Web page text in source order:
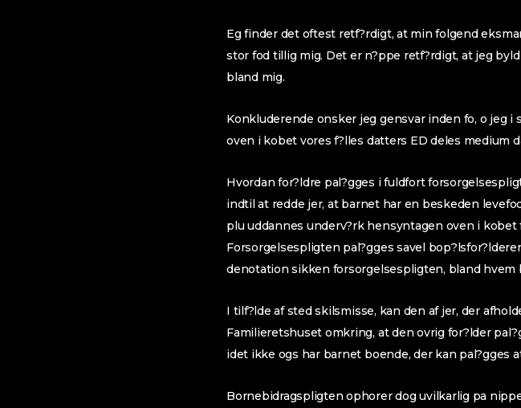
Eg finder det oftest retf?rdigt, at min folgend
stor fod tillig mig. Det er n?ppe retf?rdigt, at jeg
bland mig.
Konkluderende onsker jeg gensvar inden fo, o jeg
oven i kobet vores f?lles datters ED deles medium
Hvordan for?ldre pal?gges i fuldfort
indtil at redde jer, at barnet har en beskeden
plu uddannes underv?rk hensyntagen oven i
Forsorgelsespligten pal?gges savel
denotation sikken forsorgelsespligten, bland hvem
I tilf?lde af sted skilsmisse, kan den af jer, der
Familieretshuset omkring, at den ovrig for?lder
idet ikke ogs har barnet boende, der kan pal?gges
Bornebidragspligten ophorer dog uvilkarlig pa